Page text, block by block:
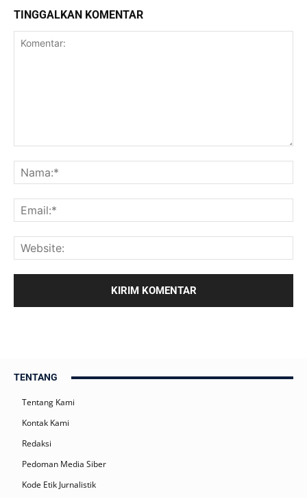
TINGGALKAN KOMENTAR
TENTANG
Tentang Kami
Kontak Kami
Redaksi
Pedoman Media Siber
Kode Etik Jurnalistik